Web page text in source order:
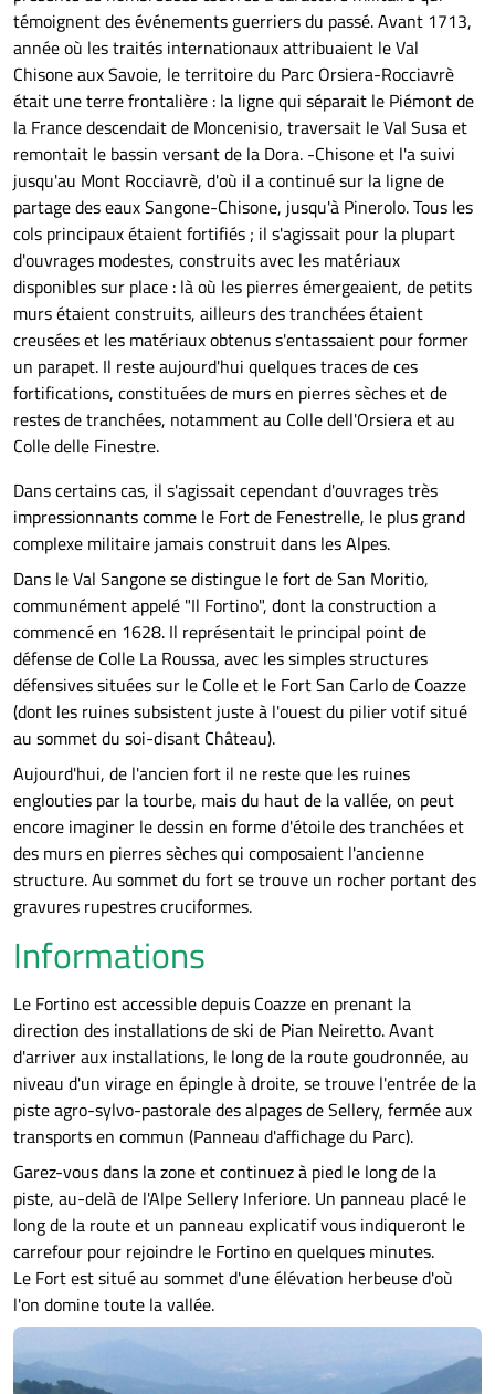
témoignent des événements guerriers du passé. Avant 1713,
année où les traités internationaux attribuaient le Val
Chisone aux Savoie, le territoire du Parc Orsiera-Rocciavrè
était une terre frontalière : la ligne qui séparait le Piémont de
la France descendait de Moncenisio, traversait le Val Susa et
remontait le bassin versant de la Dora. -Chisone et l'a suivi
jusqu'au Mont Rocciavrè, d'où il a continué sur la ligne de
partage des eaux Sangone-Chisone, jusqu'à Pinerolo. Tous les
cols principaux étaient fortifiés ; il s'agissait pour la plupart
d'ouvrages modestes, construits avec les matériaux
disponibles sur place : là où les pierres émergeaient, de petits
murs étaient construits, ailleurs des tranchées étaient
creusées et les matériaux obtenus s'entassaient pour former
un parapet. Il reste aujourd'hui quelques traces de ces
fortifications, constituées de murs en pierres sèches et de
restes de tranchées, notamment au Colle dell'Orsiera et au
Colle delle Finestre.
Dans certains cas, il s'agissait cependant d'ouvrages très
impressionnants comme le Fort de Fenestrelle, le plus grand
complexe militaire jamais construit dans les Alpes.
Dans le Val Sangone se distingue le fort de San Moritio,
communément appelé "Il Fortino", dont la construction a
commencé en 1628. Il représentait le principal point de
défense de Colle La Roussa, avec les simples structures
défensives situées sur le Colle et le Fort San Carlo de Coazze
(dont les ruines subsistent juste à l'ouest du pilier votif situé
au sommet du soi-disant Château).
Aujourd'hui, de l'ancien fort il ne reste que les ruines
englouties par la tourbe, mais du haut de la vallée, on peut
encore imaginer le dessin en forme d'étoile des tranchées et
des murs en pierres sèches qui composaient l'ancienne
structure. Au sommet du fort se trouve un rocher portant des
gravures rupestres cruciformes.
Informations
Le Fortino est accessible depuis Coazze en prenant la
direction des installations de ski de Pian Neiretto. Avant
d'arriver aux installations, le long de la route goudronnée, au
niveau d'un virage en épingle à droite, se trouve l'entrée de la
piste agro-sylvo-pastorale des alpages de Sellery, fermée aux
transports en commun (Panneau d'affichage du Parc).
Garez-vous dans la zone et continuez à pied le long de la
piste, au-delà de l'Alpe Sellery Inferiore. Un panneau placé le
long de la route et un panneau explicatif vous indiqueront le
carrefour pour rejoindre le Fortino en quelques minutes.
Le Fort est situé au sommet d'une élévation herbeuse d'où
l'on domine toute la vallée.